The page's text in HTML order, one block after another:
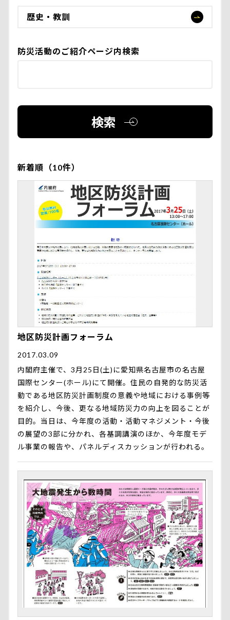
歴史・教訓
防災活動のご紹介ページ内検索
検索
新着順（10件）
地区防災計画フォーラム
2017.03.09
内閣府主催で、3月25日(土)に愛知県名古屋市の名古屋
国際センター(ホール)にて開催。住民の自発的な防災活
動である地区防災計画制度の意義や地域における事例等
を紹介し、今後、更なる地域防災力の向上を図ることが
目的。当日は、今年度の活動・活動マネジメント・今後
の展望の3部に分かれ、各基調講演のほか、今年度モデ
ル事業の報告や、パネルディスカッションが行われる。